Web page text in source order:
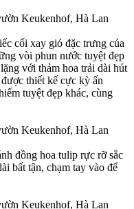
cối xay gió đặc trưng của
vòi phun nước tuyệt đẹp
với thảm hoa trải dài hút
thiết kế cực kỳ ấn
tuyệt đẹp khác, cùng
đồng hoa tulip rực rỡ sắc
bất tận, chạm tay vào để